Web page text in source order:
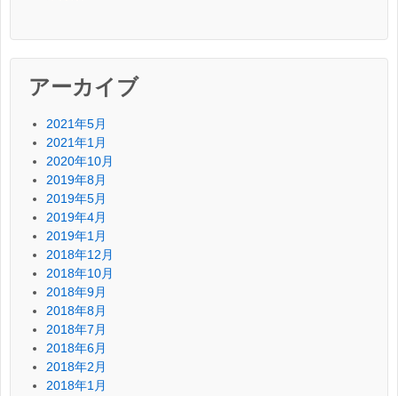
アーカイブ
2021年5月
2021年1月
2020年10月
2019年8月
2019年5月
2019年4月
2019年1月
2018年12月
2018年10月
2018年9月
2018年8月
2018年7月
2018年6月
2018年2月
2018年1月